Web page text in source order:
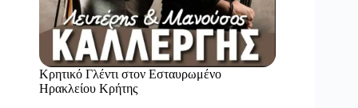
Κρητικό Γλέντι στον Εσταυρωμένο
Ηρακλείου Κρήτης